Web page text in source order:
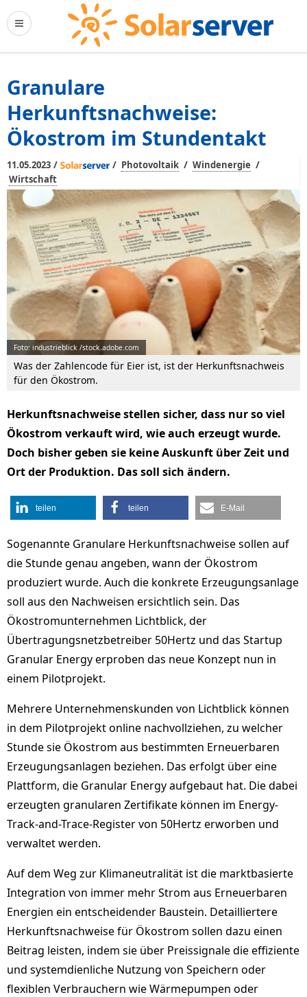
Granulare
Herkunftsnachweise:
Ökostrom im Stundentakt
11.05.2023 / / Photovoltaik / Windenergie /
Wirtschaft
Foto: industrieblick /stock.adobe.com
Was der Zahlencode für Eier ist, ist der Herkunftsnachweis
für den Ökostrom.
Herkunftsnachweise stellen sicher, dass nur so viel
Ökostrom verkauft wird, wie auch erzeugt wurde.
Doch bisher geben sie keine Auskunft über Zeit und
Ort der Produktion. Das soll sich ändern.
teilen teilen E-Mail
Sogenannte Granulare Herkunftsnachweise sollen auf
die Stunde genau angeben, wann der Ökostrom
produziert wurde. Auch die konkrete Erzeugungsanlage
soll aus den Nachweisen ersichtlich sein. Das
Ökostromunternehmen Lichtblick, der
Übertragungsnetzbetreiber 50Hertz und das Startup
Granular Energy erproben das neue Konzept nun in
einem Pilotprojekt.
Mehrere Unternehmenskunden von Lichtblick können
in dem Pilotprojekt online nachvollziehen, zu welcher
Stunde sie Ökostrom aus bestimmten Erneuerbaren
Erzeugungsanlagen beziehen. Das erfolgt über eine
Plattform, die Granular Energy aufgebaut hat. Die dabei
erzeugten granularen Zertifikate können im Energy-
Track-and-Trace-Register von 50Hertz erworben und
verwaltet werden.
Auf dem Weg zur Klimaneutralität ist die marktbasierte
Integration von immer mehr Strom aus Erneuerbaren
Energien ein entscheidender Baustein. Detailliertere
Herkunftsnachweise für Ökostrom sollen dazu einen
Beitrag leisten, indem sie über Preissignale die effiziente
und systemdienliche Nutzung von Speichern oder
flexiblen Verbrauchern wie Wärmepumpen oder